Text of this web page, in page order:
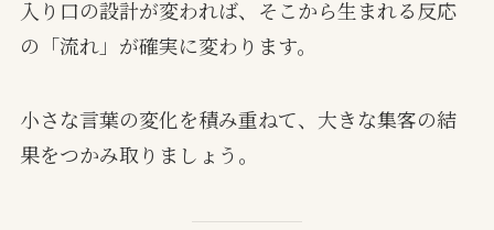
入り口の設計が変われば、そこから生まれる反応
の「流れ」が確実に変わります。
小さな言葉の変化を積み重ねて、大きな集客の結
果をつかみ取りましょう。